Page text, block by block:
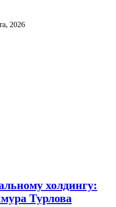
2026
холдингу:
Турлова